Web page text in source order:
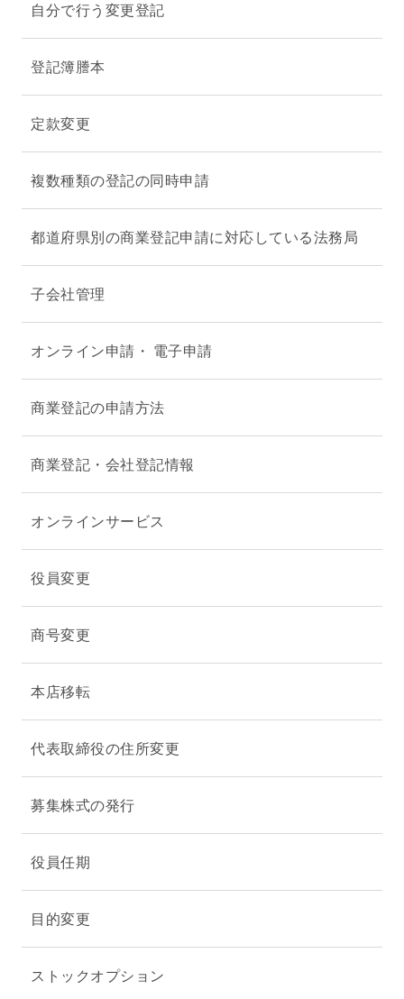
自分で行う変更登記
登記簿謄本
定款変更
複数種類の登記の同時申請
都道府県別の商業登記申請に対応している法務局
子会社管理
オンライン申請・ 電子申請
商業登記の申請方法
商業登記・会社登記情報
オンラインサービス
役員変更
商号変更
本店移転
代表取締役の住所変更
募集株式の発行
役員任期
目的変更
ストックオプション